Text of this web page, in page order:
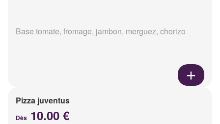
Base tomate, fromage, jambon, merguez, chorizo
Pizza juventus
Dès 10.00 €